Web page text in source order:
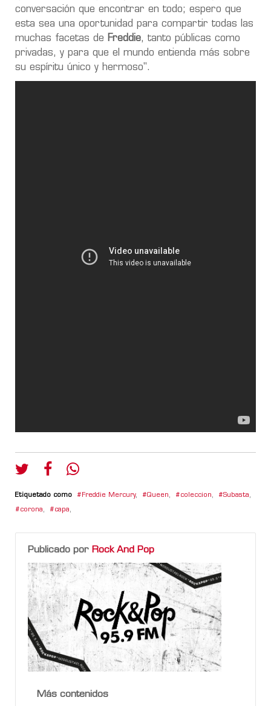
conversación que encontrar en todo; espero que
esta sea una oportunidad para compartir todas las
muchas facetas de Freddie, tanto públicas como
privadas, y para que el mundo entienda más sobre
su espíritu único y hermoso".
Etiquetado como Freddie Mercury, Queen, coleccion, Subasta,
corona, capa,
Publicado por Rock And Pop
Más contenidos